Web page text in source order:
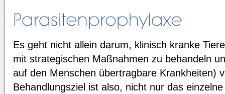
Es geht nicht allein darum, klinisch kranke
mit strategischen Maßnahmen zu behandeln
auf den Menschen übertragbare Krankheiten)
Behandlungsziel ist also, nicht nur das